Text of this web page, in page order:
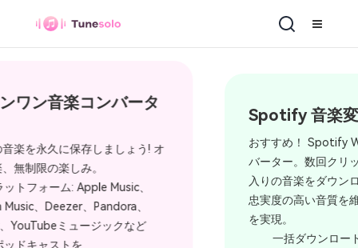
Spotify 音楽変換
バーター。数回クリックするだけで、お気に
入りの音楽をダウンロードできます。 Spotify
忠実度の高い音質を維持しながらプレミアム
を実現。
一括ダウンロード Spotify 曲、アルバ